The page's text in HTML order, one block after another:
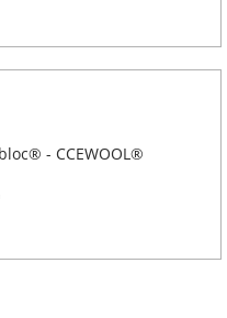
- CCEWOOL®